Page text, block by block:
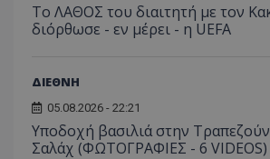
Το ΛΑΘΟΣ του διαιτητή με τον
διόρθωσε - εν μέρει - η UEFA
ΔΙΕΘΝΗ
05.08.2026 - 22:21
Υποδοχή βασιλιά στην
Σαλάχ (ΦΩΤΟΓΡΑΦΙΕΣ - 6 VIDEOS)